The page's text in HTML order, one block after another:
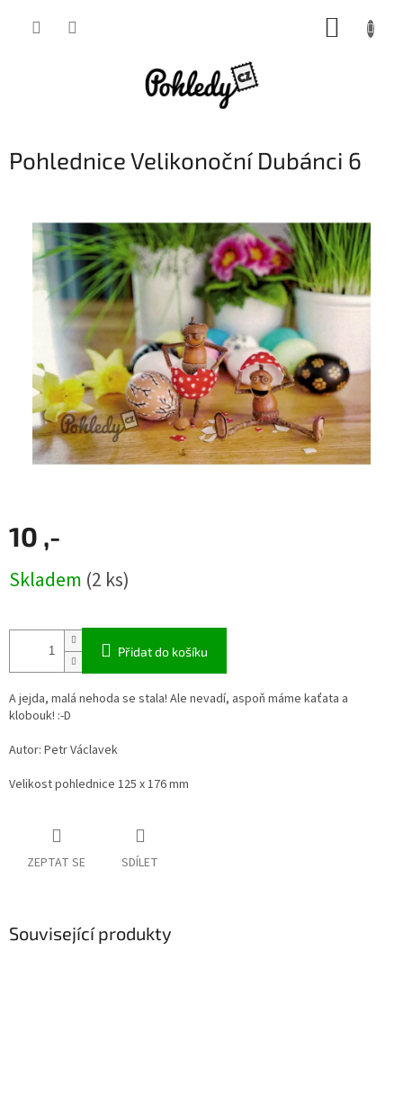
Pohlednice Velikonoční Dubánci 6
10 ,-
cena:
Skladem (2 ks)
Přidat do košíku
A jejda, malá nehoda se stala! Ale nevadí, aspoň máme kaťata a
klobouk! :-D
Autor: Petr Václavek
Velikost pohlednice 125 x 176 mm
ZEPTAT SE SDÍLET
Související produkty